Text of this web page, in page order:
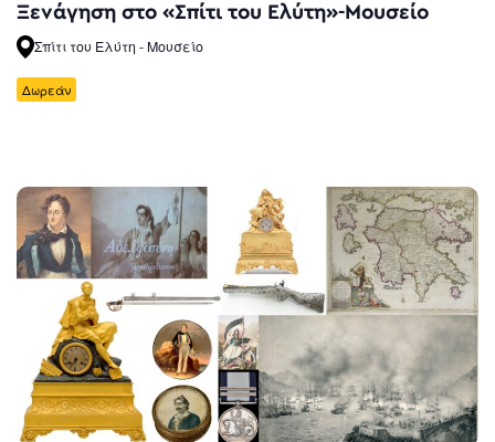
Ξενάγηση στο «Σπίτι του Ελύτη»-Μουσείο
Σπίτι του Ελύτη - Μουσείο
Δωρεάν